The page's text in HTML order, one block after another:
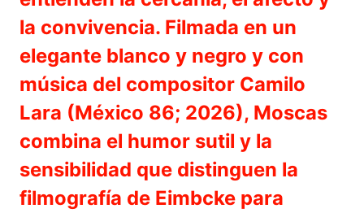
la convivencia. Filmada en un
elegante blanco y negro y con
música del compositor Camilo
Lara (México 86; 2026), Moscas
combina el humor sutil y la
sensibilidad que distinguen la
filmografía de Eimbcke para